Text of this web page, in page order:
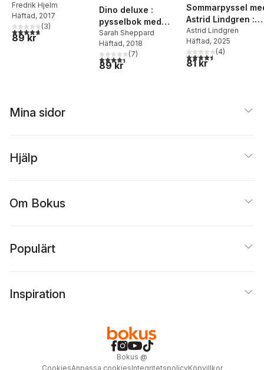
alfabetets
bokstäver
Fredrik Hjelm
Häftad, 2017
4,7utav 5 stjärnor. Totalt antal röster:
(3)
89 kr
Dino deluxe :
pysselbok med
klistermärken
Sarah Sheppard
Häftad, 2018
4,4utav 5 stjärnor. Totalt antal röster:
(7)
89 kr
Sommarpyssel
Astrid Lindgren :
med klistermärken
Astrid Lindgren
Häftad, 2025
4,5utav 5 stjärnor.
(4)
81 kr
Mina sidor
Hjälp
Om Bokus
Populärt
Inspiration
Bokus @
CookiesAnpassa cookiesIntegritetspolicyKöpvillkor